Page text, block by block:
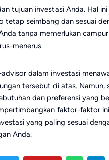
tujuan investasi Anda. Hal
tetap seimbang dan sesuai
tanpa memerlukan
menerus.
dalam investasi
tersebut di atas. Namun,
dan preferensi yang
faktor-faktor
yang paling sesuai
Anda.